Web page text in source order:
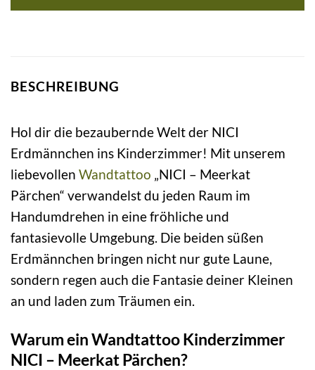
BESCHREIBUNG
Hol dir die bezaubernde Welt der NICI
Erdmännchen ins Kinderzimmer! Mit unserem
liebevollen Wandtattoo „NICI – Meerkat
Pärchen“ verwandelst du jeden Raum im
Handumdrehen in eine fröhliche und
fantasievolle Umgebung. Die beiden süßen
Erdmännchen bringen nicht nur gute Laune,
sondern regen auch die Fantasie deiner Kleinen
an und laden zum Träumen ein.
Warum ein Wandtattoo Kinderzimmer
NICI – Meerkat Pärchen?